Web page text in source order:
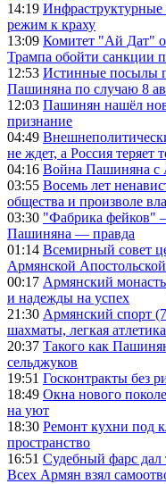
14:19
режим к краху
13:09 Комитет "Ай Дат"
Трампа обойти санкции
12:53 Истинные посылы
Пашиняна по случаю 8
12:03 Пашинян нашёл
признание
04:49
не ждет, а Россия теряет
04:16 Война Пашиняна с
03:55 Восемь лет
общества и произволе
03:30 "Фабрика фейков"
Пашиняна — правда
01:14 Всемирный совет
Армянской
00:17 Армянский
и надежды на успех
21:30 Армянский спорт
шахматы, легкая атлетика
20:37 Такого как
сельджуков
19:51 Госконтракты без
18:49 Окна нового
на уют
18:30 Ремонт кухни под
пространство
16:51 Судебный фарс дал
Всех Армян взял